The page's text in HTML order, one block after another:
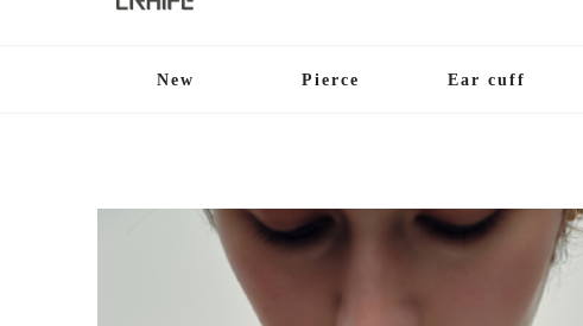
New Pierce Ear cuff